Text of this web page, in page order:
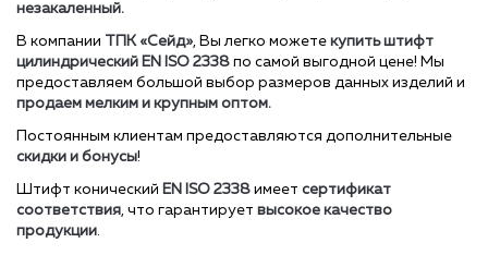
незакаленный.
В компании ТПК «Сейд», Вы легко можете купить штифт
цилиндрический EN ISO 2338 по самой выгодной цене! Мы
предоставляем большой выбор размеров данных изделий и
продаем мелким и крупным оптом.
Постоянным клиентам предоставляются дополнительные
скидки и бонусы!
Штифт конический EN ISO 2338 имеет сертификат
соответствия, что гарантирует высокое качество
продукции.